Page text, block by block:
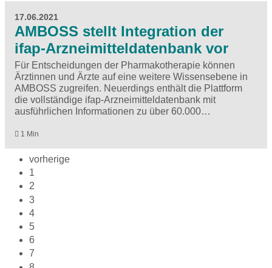
17.06.2021
AMBOSS stellt Integration der
ifap-Arzneimitteldatenbank vor
Für Entscheidungen der Pharmakotherapie können
Ärztinnen und Ärzte auf eine weitere Wissensebene in
AMBOSS zugreifen. Neuerdings enthält die Plattform
die vollständige ifap-Arzneimitteldatenbank mit
ausführlichen Informationen zu über 60.000…
1 Min
vorherige
1
2
3
4
5
6
7